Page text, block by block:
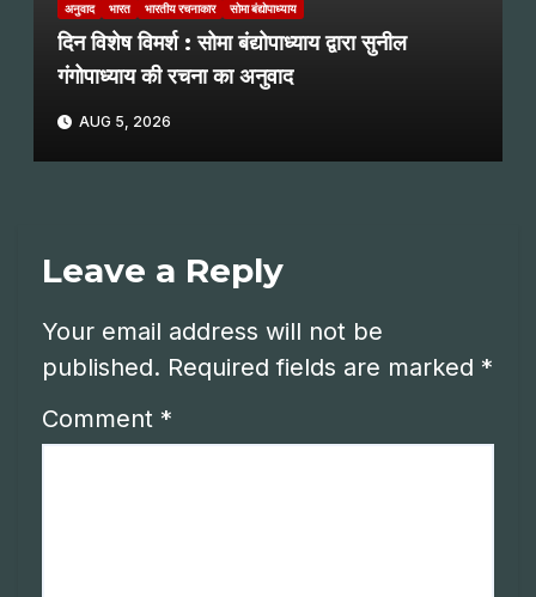
अनुवाद भारत भारतीय रचनाकार सोमा बंद्योपाध्याय
दिन विशेष विमर्श : सोमा बंद्योपाध्याय द्वारा सुनील
गंगोपाध्याय की रचना का अनुवाद
AUG 5, 2026
Leave a Reply
Your email address will not be
published. Required fields are marked *
Comment *